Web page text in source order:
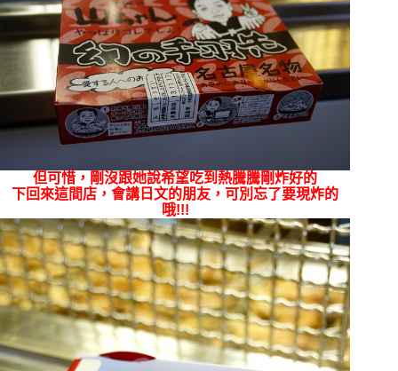
但可惜，剛沒跟她說希望吃到熱騰騰剛炸好的
下回來這間店，會講日文的朋友，可別忘了要現炸的
哦!!!